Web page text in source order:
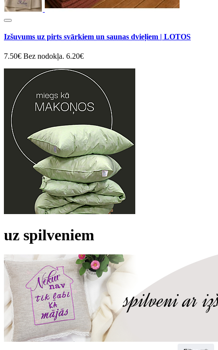
Izšuvums uz pirts svārkiem un saunas dvieļiem | LOTOS
7.50€ Bez nodokļa. 6.20€
uz spilveniem